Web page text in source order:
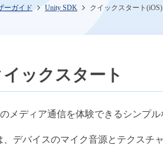
認証・認可
iOS SDK
画 AI Noise
JavaScript SDK JavaScript SDK
Linux SDK
Recording API
SDK iOS
・認可
ーガイド Unity SDK クイックスタート(iOS)
ックスタート
のメディア通信を体験できるシンプ
、デバイスのマイク音源とテクスチ